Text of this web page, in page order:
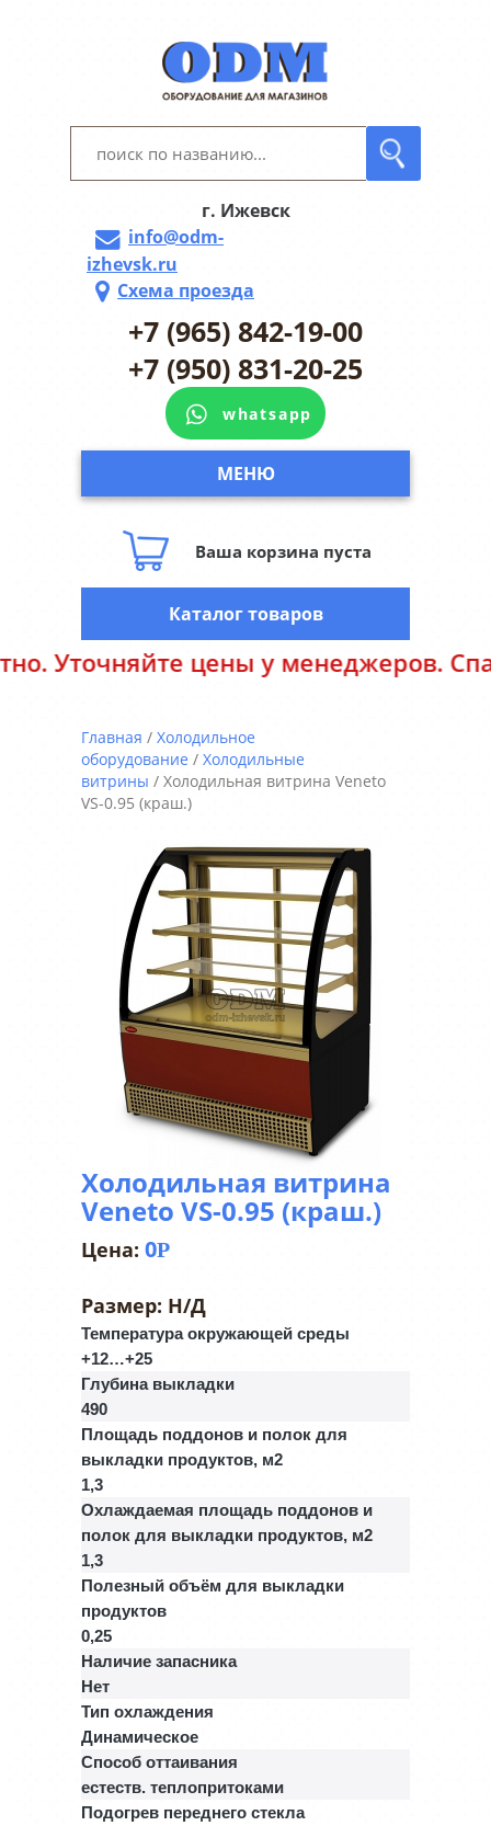
г. Ижевск
info@odm-
izhevsk.ru
Схема проезда
+7 (965) 842-19-00
+7 (950) 831-20-25
whatsapp
МЕНЮ
Ваша корзина пуста
цены у менеджеров. Спасибо
Каталог товаров
Главная / Холодильное
оборудование / Холодильные
витрины / Холодильная витрина Veneto
VS-0.95 (краш.)
Холодильная витрина
Veneto VS-0.95 (краш.)
0Р
Размер: Н/Д
Температура окружающей среды
+12…+25
Глубина выкладки
490
Площадь поддонов и полок для
выкладки продуктов, м2
1,3
Охлаждаемая площадь поддонов и
полок для выкладки продуктов, м2
1,3
Полезный объём для выкладки
продуктов
0,25
Наличие запасника
Нет
Тип охлаждения
Динамическое
Способ оттаивания
естеств. теплопритоками
Подогрев переднего стекла